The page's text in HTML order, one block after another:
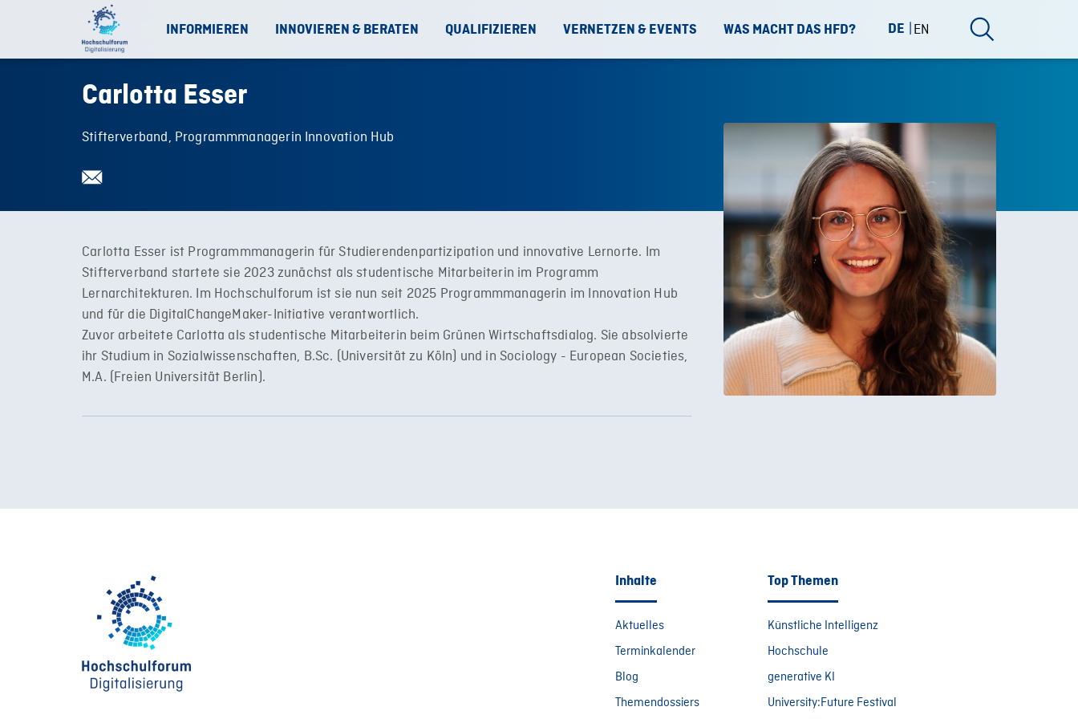
INFORMIEREN INNOVIEREN & BERATEN QUALIFIZIEREN VERNETZEN & EVENTS WAS MACHT DAS HFD? DE EN
Carlotta Esser
Stifterverband, Programmmanagerin Innovation Hub
Carlotta Esser ist Programmmanagerin für Studierendenpartizipation und innovative Lernorte. Im
Stifterverband startete sie 2023 zunächst als studentische Mitarbeiterin im Programm
Lernarchitekturen. Im Hochschulforum ist sie nun seit 2025 Programmmanagerin im Innovation Hub
und für die DigitalChangeMaker-Initiative verantwortlich.
Zuvor arbeitete Carlotta als studentische Mitarbeiterin beim Grünen Wirtschaftsdialog. Sie absolvierte
ihr Studium in Sozialwissenschaften, B.Sc. (Universität zu Köln) und in Sociology - European Societies,
M.A. (Freien Universität Berlin).
Inhalte
Aktuelles
Terminkalender
Blog
Themendossiers
Top Themen
Künstliche Intelligenz
Hochschule
generative KI
University:Future Festival